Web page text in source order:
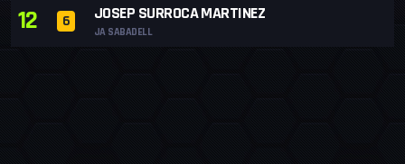
12 6 JOSEP SURROCA MARTINEZ
JA SABADELL